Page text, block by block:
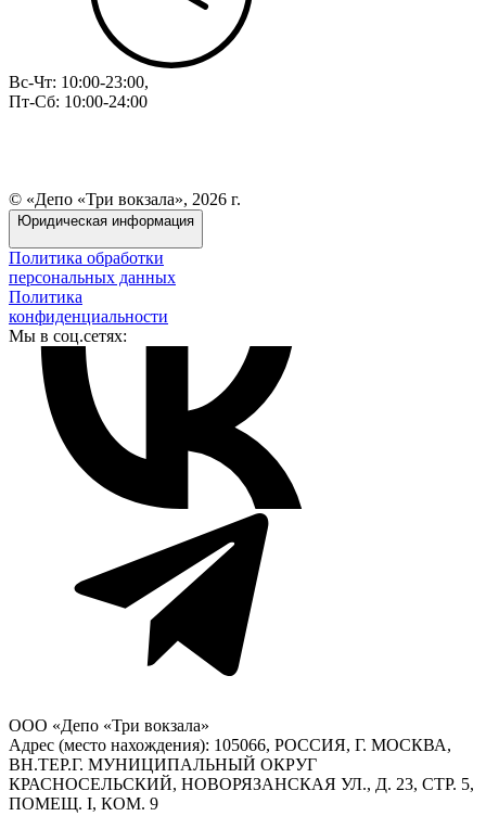
Вс-Чт: 10:00-23:00,
Пт-Сб: 10:00-24:00
© «Депо «Три вокзала», 2026 г.
Юридическая информация
Политика обработки
персональных данных
Политика
конфиденциальности
Мы в соц.сетях:
ООО «Депо «Три вокзала»
Адрес (место нахождения): 105066, РОССИЯ, Г. МОСКВА,
ВН.ТЕР.Г. МУНИЦИПАЛЬНЫЙ ОКРУГ
КРАСНОСЕЛЬСКИЙ, НОВОРЯЗАНСКАЯ УЛ., Д. 23, СТР. 5,
ПОМЕЩ. I, КОМ. 9